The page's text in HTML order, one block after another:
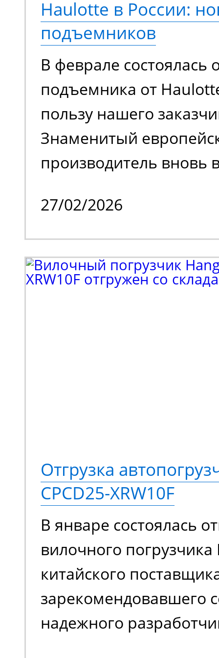
еще более
сравнению с
поколения.
Haulotte в России:
подъемников
В феврале состоялась
подъемника от
пользу нашего
Знаменитый
производитель вновь
временного затишья.
Клиенту
парк спецтехники. В
входил поиск
подвижности
задействовать
ограниченном
обслуживать
с препятствиями.
27/02/2026
Отгрузка
CPCD25-XRW10F
В январе состоялась
вилочного погрузчика
китайского
зарекомендовавшего
надежного